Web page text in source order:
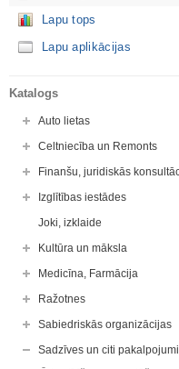
Lapu tops
Lapu aplikācijas
Katalogs
Auto lietas
Celtniecība un Remonts
Finanšu, juridiskās
Izglītības iestādes
Joki, izklaide
Kultūra un māksla
Medicīna, Farmācija
Ražotnes
Sabiedriskās organizācijas
Sadzīves un citi pakalpojumi